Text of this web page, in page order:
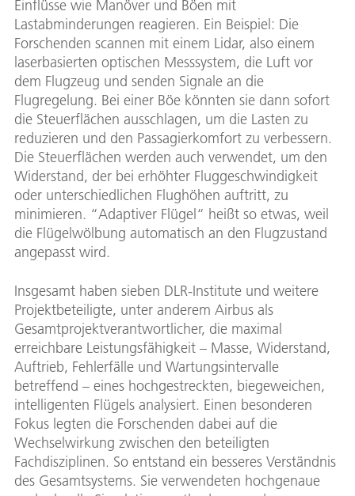
Einflüsse wie Manöver und Böen mit
Lastabminderungen reagieren. Ein Beispiel: Die
Forschenden scannen mit einem Lidar, also einem
laserbasierten optischen Messsystem, die Luft vor
dem Flugzeug und senden Signale an die
Flugregelung. Bei einer Böe könnten sie dann sofort
die Steuerflächen ausschlagen, um die Lasten zu
reduzieren und den Passagierkomfort zu verbessern.
Die Steuerflächen werden auch verwendet, um den
Widerstand, der bei erhöhter Fluggeschwindigkeit
oder unterschiedlichen Flughöhen auftritt, zu
minimieren. “Adaptiver Flügel“ heißt so etwas, weil
die Flügelwölbung automatisch an den Flugzustand
angepasst wird.
Insgesamt haben sieben DLR-Institute und weitere
Projektbeteiligte, unter anderem Airbus als
Gesamtprojektverantwortlicher, die maximal
erreichbare Leistungsfähigkeit – Masse, Widerstand,
Auftrieb, Fehlerfälle und Wartungsintervalle
betreffend – eines hochgestreckten, biegeweichen,
intelligenten Flügels analysiert. Einen besonderen
Fokus legten die Forschenden dabei auf die
Wechselwirkung zwischen den beteiligten
Fachdisziplinen. So entstand ein besseres Verständnis
des Gesamtsystems. Sie verwendeten hochgenaue